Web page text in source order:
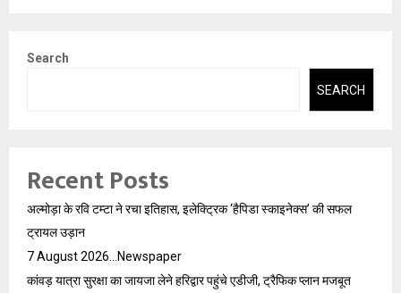
Search
SEARCH
Recent Posts
अल्मोड़ा के रवि टम्टा ने रचा इतिहास, इलेक्ट्रिक ‘हैपिडा स्काइनेक्स’ की सफल
ट्रायल उड़ान
7 August 2026…Newspaper
कांवड़ यात्रा सुरक्षा का जायजा लेने हरिद्वार पहुंचे एडीजी, ट्रैफिक प्लान मजबूत